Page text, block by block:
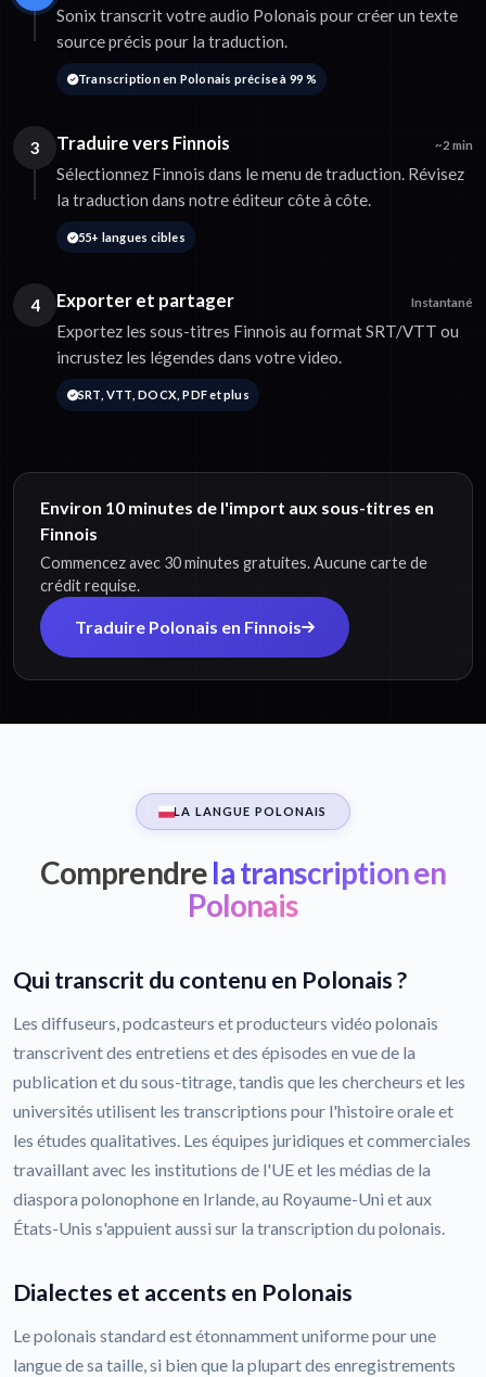
Sonix transcrit votre audio Polonais pour créer un texte
source précis pour la traduction.
Transcription en Polonais précise à 99 %
3 Traduire vers Finnois ~2 min
Sélectionnez Finnois dans le menu de traduction. Révisez
la traduction dans notre éditeur côte à côte.
55+ langues cibles
4 Exporter et partager Instantané
Exportez les sous-titres Finnois au format SRT/VTT ou
incrustez les légendes dans votre video.
SRT, VTT, DOCX, PDF et plus
Environ 10 minutes de l'import aux sous-titres en
Finnois
Commencez avec 30 minutes gratuites. Aucune carte de
crédit requise.
Traduire Polonais en Finnois
LA LANGUE POLONAIS
Comprendrela transcription en
Polonais
Qui transcrit du contenu en Polonais ?
Les diffuseurs, podcasteurs et producteurs vidéo polonais
transcrivent des entretiens et des épisodes en vue de la
publication et du sous-titrage, tandis que les chercheurs et les
universités utilisent les transcriptions pour l'histoire orale et
les études qualitatives. Les équipes juridiques et commerciales
travaillant avec les institutions de l'UE et les médias de la
diaspora polonophone en Irlande, au Royaume-Uni et aux
États-Unis s'appuient aussi sur la transcription du polonais.
Dialectes et accents en Polonais
Le polonais standard est étonnamment uniforme pour une
langue de sa taille, si bien que la plupart des enregistrements